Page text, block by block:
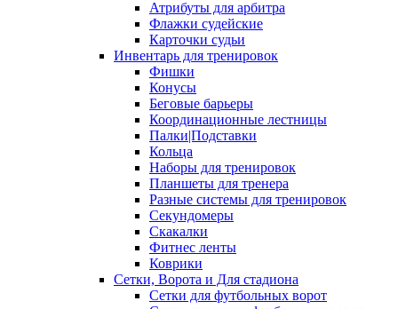
Атрибуты для арбитра
Флажки судейские
Карточки судьи
Инвентарь для тренировок
Фишки
Конусы
Беговые барьеры
Координационные лестницы
Палки|Подставки
Кольца
Наборы для тренировок
Планшеты для тренера
Разные системы для тренировок
Секундомеры
Скакалки
Фитнес ленты
Коврики
Сетки, Ворота и Для стадиона
Сетки для футбольных ворот